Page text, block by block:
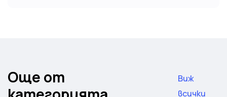
Още от
Виж
всички